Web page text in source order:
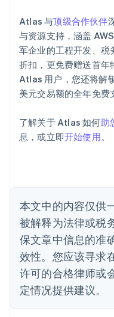
Atlas 与顶级合作伙伴
与资源支持，涵盖
军企业的工程开发、税
折扣，更免费赠送首年
Atlas 用户，您还将解
美元交易额的全年免费
了解关于 Atlas 如何助
息，或立即开始使用。
本文中的内容仅供
被解释为法律或税
保文章中信息的准
效性。您应该寻求
许可的合格律师或
定情况提供建议。
阿联酋
English
爱尔兰
English
爱沙尼亚
English
奥地利
DeutschEnglish
English
巴西
比利时
波兰
English
丹麦
English
德国
Deutsch English
法国
FrançaisEnglish
芬兰